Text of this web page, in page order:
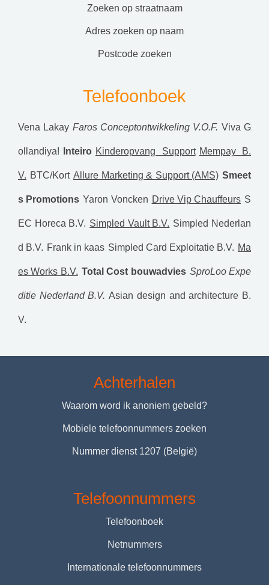
zoeken op straatnaam
adres zoeken op naam
postcode zoeken
Telefoonboek
Vena Lakay Faros Conceptontwikkeling V.O.F. Viva G
ollandiya! Inteiro Kinderopvang Support Mempay B.
V. BTC/Kort Allure Marketing & Support (AMS) Smeet
s Promotions Yaron Voncken Drive Vip Chauffeurs S
EC Horeca B.V. Simpled Vault B.V. Simpled Nederlan
d B.V. Frank in kaas Simpled Card Exploitatie B.V. Ma
es Works B.V. Total Cost bouwadvies SproLoo Expe
ditie Nederland B.V. Asian design and architecture B.
V.
Achterhalen
Waarom word ik anoniem gebeld?
Mobiele telefoonnummers zoeken
Nummer dienst 1207 (België)
Telefoonnummers
Telefoonboek
Netnummers
Internationale telefoonnummers